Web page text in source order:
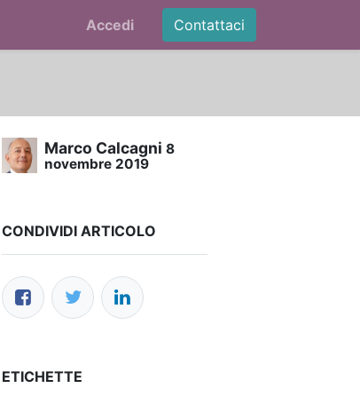
Accedi Contattaci
Marco Calcagni 8
novembre 2019
CONDIVIDI ARTICOLO
ETICHETTE